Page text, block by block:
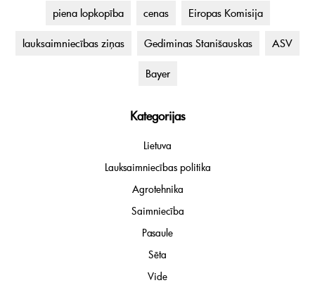
piena lopkopība cenas Eiropas Komisija
lauksaimniecības ziņas Gediminas Stanišauskas ASV
Bayer
Kategorijas
Lietuva
Lauksaimniecības politika
Agrotehnika
Saimniecība
Pasaule
Sēta
Vide